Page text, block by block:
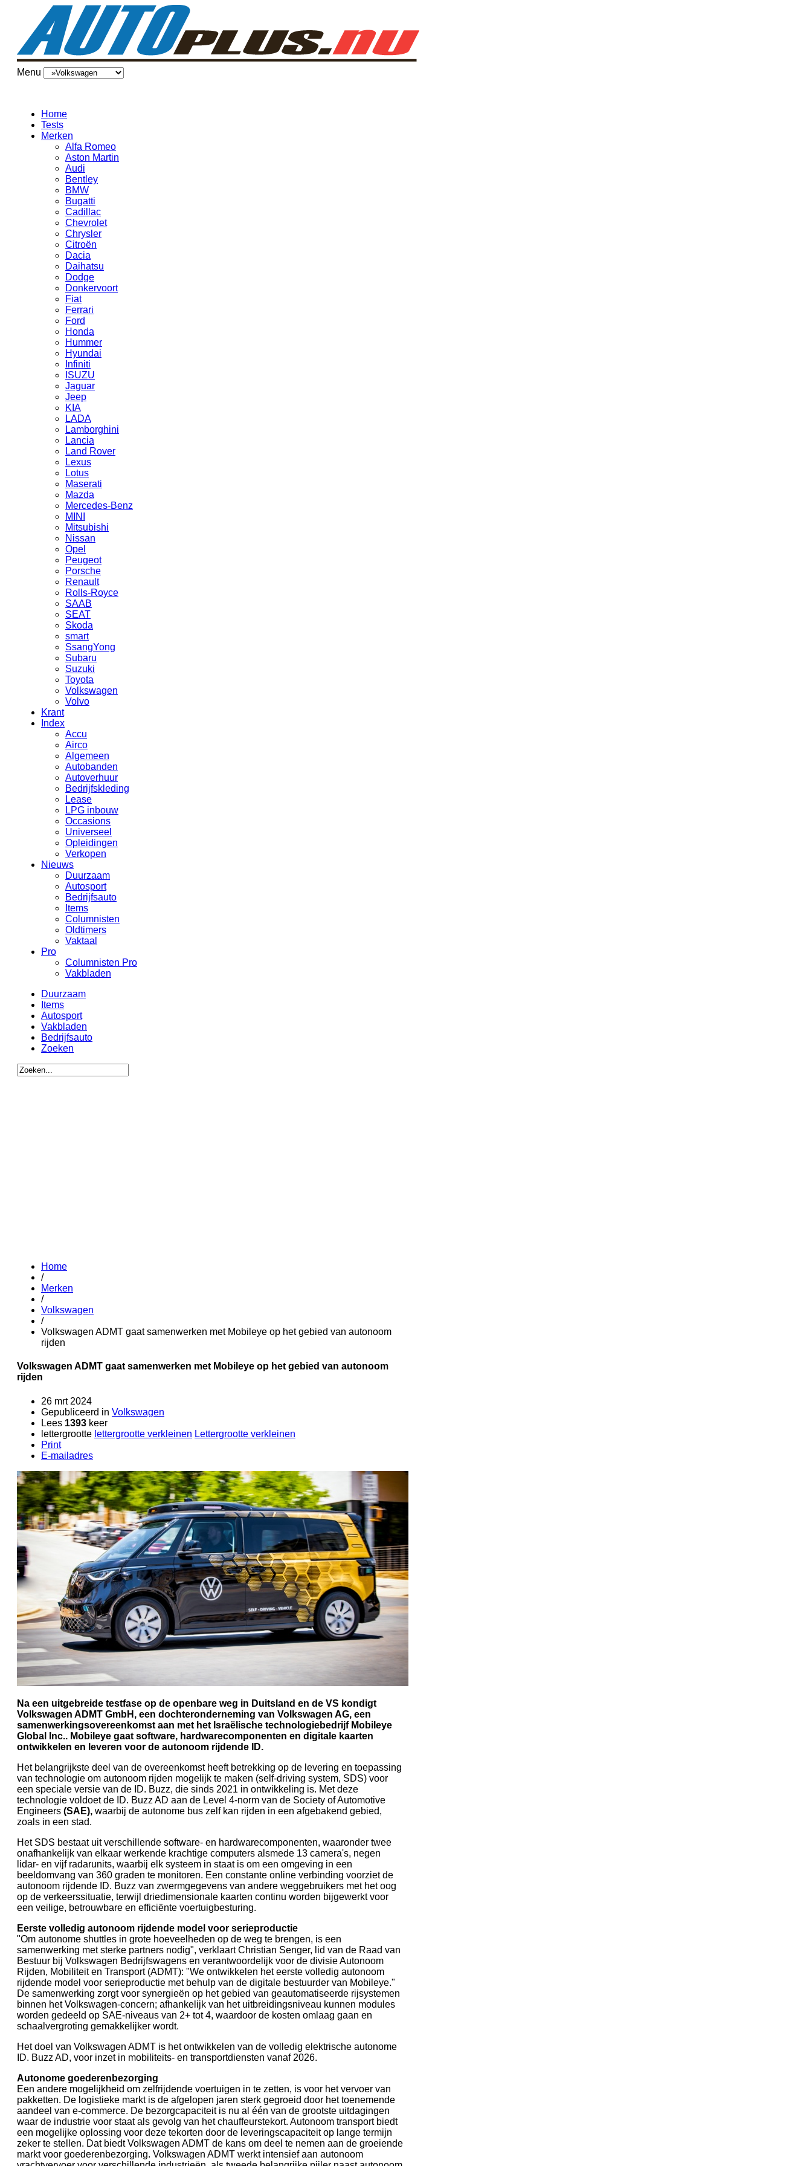
Menu
Home
Tests
Merken
Alfa Romeo
Aston Martin
Audi
Bentley
BMW
Bugatti
Cadillac
Chevrolet
Chrysler
Citroën
Dacia
Daihatsu
Dodge
Donkervoort
Fiat
Ferrari
Ford
Honda
Hummer
Hyundai
Infiniti
ISUZU
Jaguar
Jeep
KIA
LADA
Lamborghini
Lancia
Land Rover
Lexus
Lotus
Maserati
Mazda
Mercedes-Benz
MINI
Mitsubishi
Nissan
Opel
Peugeot
Porsche
Renault
Rolls-Royce
SAAB
SEAT
Skoda
smart
SsangYong
Subaru
Suzuki
Toyota
Volkswagen
Volvo
Krant
Index
Accu
Airco
Algemeen
Autobanden
Autoverhuur
Bedrijfskleding
Lease
LPG inbouw
Occasions
Universeel
Opleidingen
Verkopen
Nieuws
Duurzaam
Autosport
Bedrijfsauto
Items
Columnisten
Oldtimers
Vaktaal
Pro
Columnisten Pro
Vakbladen
Duurzaam
Items
Autosport
Vakbladen
Bedrijfsauto
Zoeken
Home
/
Merken
/
Volkswagen
/
Volkswagen ADMT gaat samenwerken met Mobileye op het gebied van autonoom
rijden
Volkswagen ADMT gaat samenwerken met Mobileye op het gebied van autonoom
rijden
26 mrt 2024
Gepubliceerd in Volkswagen
Lees 1393 keer
lettergrootte lettergrootte verkleinen Lettergrootte verkleinen
Print
E-mailadres
Na een uitgebreide testfase op de openbare weg in Duitsland en de VS kondigt
Volkswagen ADMT GmbH, een dochteronderneming van Volkswagen AG, een
samenwerkingsovereenkomst aan met het Israëlische technologiebedrijf Mobileye
Global Inc.. Mobileye gaat software, hardwarecomponenten en digitale kaarten
ontwikkelen en leveren voor de autonoom rijdende ID.
Het belangrijkste deel van de overeenkomst heeft betrekking op de levering en toepassing
van technologie om autonoom rijden mogelijk te maken (self-driving system, SDS) voor
een speciale versie van de ID. Buzz, die sinds 2021 in ontwikkeling is. Met deze
technologie voldoet de ID. Buzz AD aan de Level 4-norm van de Society of Automotive
Engineers (SAE), waarbij de autonome bus zelf kan rijden in een afgebakend gebied,
zoals in een stad.
Het SDS bestaat uit verschillende software- en hardwarecomponenten, waaronder twee
onafhankelijk van elkaar werkende krachtige computers alsmede 13 camera's, negen
lidar- en vijf radarunits, waarbij elk systeem in staat is om een omgeving in een
beeldomvang van 360 graden te monitoren. Een constante online verbinding voorziet de
autonoom rijdende ID. Buzz van zwermgegevens van andere weggebruikers met het oog
op de verkeerssituatie, terwijl driedimensionale kaarten continu worden bijgewerkt voor
een veilige, betrouwbare en efficiënte voertuigbesturing.
Eerste volledig autonoom rijdende model voor serieproductie
"Om autonome shuttles in grote hoeveelheden op de weg te brengen, is een
samenwerking met sterke partners nodig", verklaart Christian Senger, lid van de Raad van
Bestuur bij Volkswagen Bedrijfswagens en verantwoordelijk voor de divisie Autonoom
Rijden, Mobiliteit en Transport (ADMT): "We ontwikkelen het eerste volledig autonoom
rijdende model voor serieproductie met behulp van de digitale bestuurder van Mobileye."
De samenwerking zorgt voor synergieën op het gebied van geautomatiseerde rijsystemen
binnen het Volkswagen-concern; afhankelijk van het uitbreidingsniveau kunnen modules
worden gedeeld op SAE-niveaus van 2+ tot 4, waardoor de kosten omlaag gaan en
schaalvergroting gemakkelijker wordt.
Het doel van Volkswagen ADMT is het ontwikkelen van de volledig elektrische autonome
ID. Buzz AD, voor inzet in mobiliteits- en transportdiensten vanaf 2026.
Autonome goederenbezorging
Een andere mogelijkheid om zelfrijdende voertuigen in te zetten, is voor het vervoer van
pakketten. De logistieke markt is de afgelopen jaren sterk gegroeid door het toenemende
aandeel van e-commerce. De bezorgcapaciteit is nu al één van de grootste uitdagingen
waar de industrie voor staat als gevolg van het chauffeurstekort. Autonoom transport biedt
een mogelijke oplossing voor deze tekorten door de leveringscapaciteit op lange termijn
zeker te stellen. Dat biedt Volkswagen ADMT de kans om deel te nemen aan de groeiende
markt voor goederenbezorging. Volkswagen ADMT werkt intensief aan autonoom